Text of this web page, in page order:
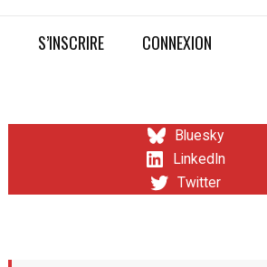
S’INSCRIRE CONNEXION
Bluesky
LinkedIn
Twitter